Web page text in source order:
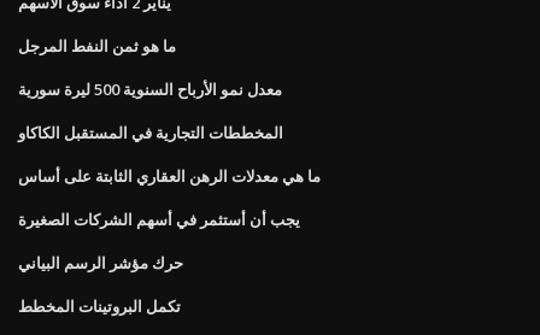
ما هو ثمن النفط المرجل
معدل نمو الأرباح السنوية 500 ليرة سورية
المخططات التجارية في المستقبل الكاكاو
ما هي معدلات الرهن العقاري الثابتة على أساس
يجب أن أستثمر في أسهم الشركات الصغيرة
حرك مؤشر الرسم البياني
تكمل البروتينات المخطط